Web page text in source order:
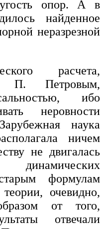
опор. А в
найденное
неразрезной
расчета,
П. Петровым,
ибо
неровности
наука
ничем
не двигалась
формулам
очевидно,
от того,
отвечали